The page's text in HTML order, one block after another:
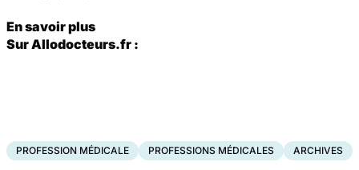
En savoir plus
Sur Allodocteurs.fr :
PROFESSION MÉDICALE PROFESSIONS MÉDICALES ARCHIVES